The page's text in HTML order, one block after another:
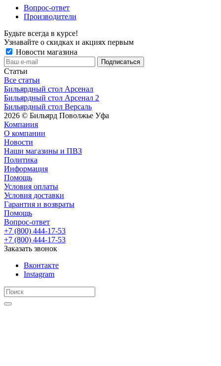
Вопрос-ответ
Производители
Будьте всегда в курсе!
Узнавайте о скидках и акциях первым
Новости магазина
Статьи
Все статьи
Бильярдный стол Арсенал
Бильярдный стол Арсенал 2
Бильярдный стол Версаль
2026 © Бильярд Поволжье Уфа
Компания
О компании
Новости
Наши магазины и ПВЗ
Политика
Информация
Помощь
Условия оплаты
Условия доставки
Гарантия и возвраты
Помощь
Вопрос-ответ
+7 (800) 444-17-53
+7 (800) 444-17-53
Заказать звонок
Вконтакте
Instagram